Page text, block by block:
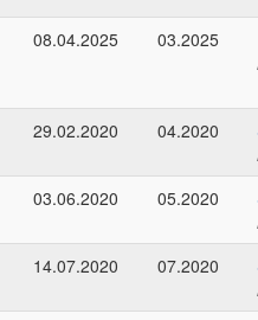
08.04.2025 03.2025
29.02.2020 04.2020
03.06.2020
05.2020
14.07.2020
07.2020